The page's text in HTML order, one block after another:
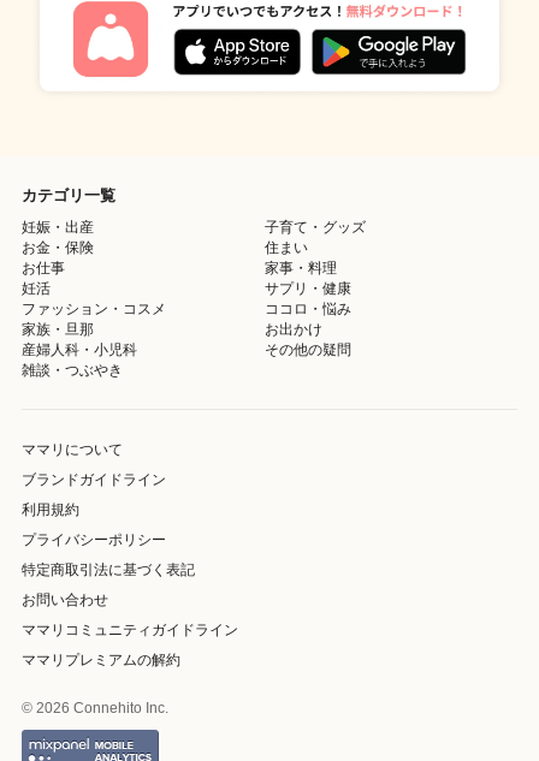
カテゴリ一覧
妊娠・出産
子育て・グッズ
お金・保険
住まい
お仕事
家事・料理
妊活
サプリ・健康
ファッション・コスメ
ココロ・悩み
家族・旦那
お出かけ
産婦人科・小児科
その他の疑問
雑談・つぶやき
ママリについて
ブランドガイドライン
利用規約
プライバシーポリシー
特定商取引法に基づく表記
お問い合わせ
ママリコミュニティガイドライン
ママリプレミアムの解約
© 2026 Connehito Inc.